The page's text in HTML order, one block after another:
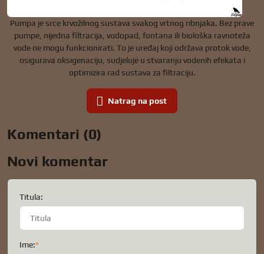
Pumpa je srce krvožilnog sustava svakog vrtnog ribnjaka. Bez prave
pumpe, nijedna filtracija, vodopad, fontana ili biološka ravnoteža
vode ne mogu funkcionirati. To je uređaj koji održava protok vode,
osigurava oksigenaciju, sudjeluje u stvaranju vodenih efekata i
optimizira rad sustava za filtraciju.
Natrag na post
Komentari (0)
Novi komentar
Titula:
Ime:*